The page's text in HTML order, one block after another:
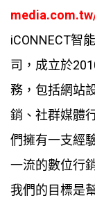
iCONNECT智
司，成立於
務，包括網站
銷、社群媒體
們擁有一支經
一流的數位行
我們的目標是